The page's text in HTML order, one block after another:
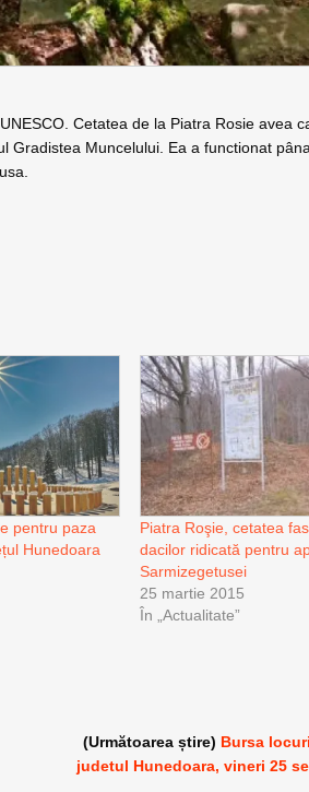
Cetatea de la Piatra Rosie avea
Gradistea Muncelului. Ea a functionat
pentru paza
Hunedoara
Piatra Roşie, cetatea
dacilor ridicată pentru
Sarmizegetusei
25 martie 2015
În „Actualitate”
(Următoarea știre) Bursa
judetul Hunedoara, vineri 25